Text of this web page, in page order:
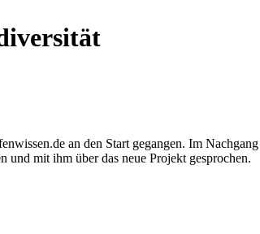
an den Start gegangen. Im
mit ihm über das neue Projekt gesprochen.